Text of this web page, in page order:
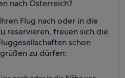
nach Österreich?
Flug nach oder in die
reservieren, freuen sich die
schon
zu dürfen: